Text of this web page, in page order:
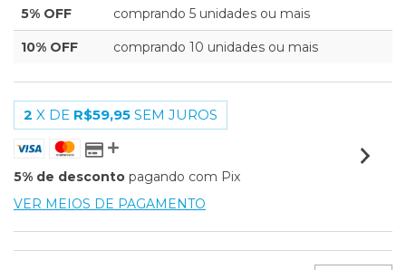
5% OFF comprando 5 unidades ou mais
10% OFF comprando 10 unidades ou mais
2 X DE R$59,95 SEM JUROS
5% de desconto pagando com Pix
VER MEIOS DE PAGAMENTO